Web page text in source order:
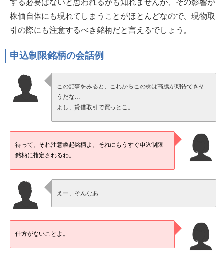
する必要はないと思われるかも知れませんが、その影響が
株価自体にも現れてしまうことがほとんどなので、現物取
引の際にも注意するべき銘柄だと言えるでしょう。
申込制限銘柄の会話例
この記事をみると、これからこの株は高騰が期待できそ
うだな…
よし、貸借取引で買っとこ。
待って。それ注意喚起銘柄よ。それにもうすぐ申込制限
銘柄に指定されるわ。
えー、そんなあ…
仕方がないことよ。